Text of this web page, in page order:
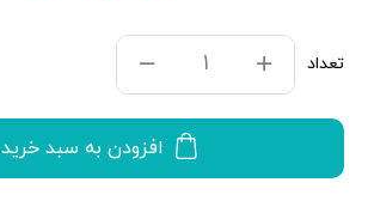
تعداد
افزودن به سبد خرید